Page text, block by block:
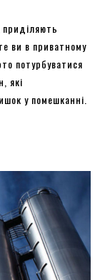
приділяють
ви в приватному
потурбуватися
які
у помешканні.